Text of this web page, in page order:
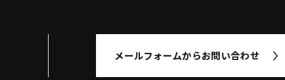
メールフォームからお問い合わせ